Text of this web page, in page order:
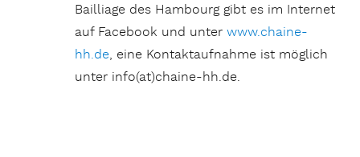
Bailliage des Hambourg gibt es im Internet
auf Facebook und unterwww.chaine-
hh.de, eine Kontaktaufnahme ist möglich
unter info(at)chaine-hh.de.